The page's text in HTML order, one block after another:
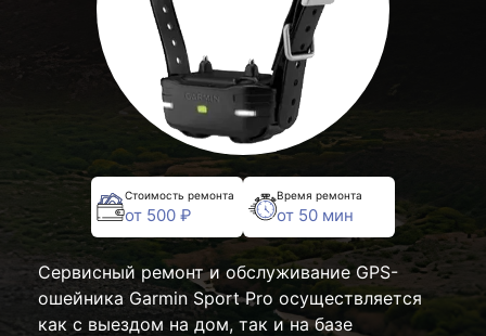
Стоимость ремонта
от 500 ₽
Время ремонта
от 50 мин
Сервисный ремонт и обслуживание GPS-
ошейника Garmin Sport Pro осуществляется
как с выездом на дом, так и на базе